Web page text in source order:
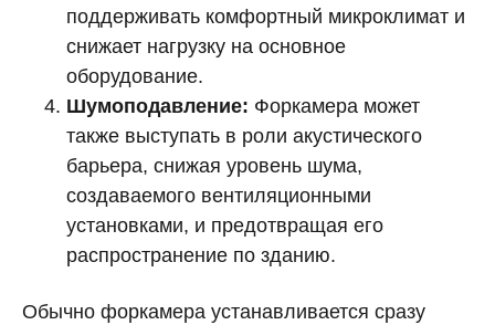
поддерживать комфортный микроклимат и
снижает нагрузку на основное
оборудование.
Шумоподавление: Форкамера может
также выступать в роли акустического
барьера, снижая уровень шума,
создаваемого вентиляционными
установками, и предотвращая его
распространение по зданию.
Обычно форкамера устанавливается сразу